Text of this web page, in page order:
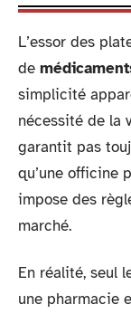
L’essor des
de
simplicité
nécessité de la
garantit pas
qu’une officine
impose des
marché.
En réalité, seul
une pharmacie